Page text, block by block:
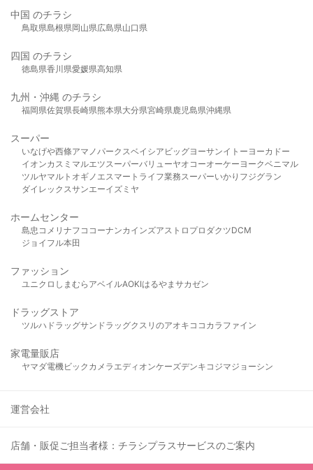
中国 のチラシ
鳥取県島根県岡山県広島県山口県
四国 のチラシ
徳島県香川県愛媛県高知県
九州・沖縄 のチラシ
福岡県佐賀県長崎県熊本県大分県宮崎県鹿児島県沖縄県
スーパー
いなげや西條アマノパークスベイシア ビッグヨーサンイトーヨーカドー
イオンカスミ マルエツスーパーバリューヤオコーオーケー ヨークベニマル
ツルヤマルト オギノ エスマート ライフ業務スーパーいかり フジグラン
ダイレックスサンエーイズミヤ
ホームセンター
島忠 コメリ ナフコ コーナンカインズアストロプロダクツDCM
ジョイフル本田
ファッション
ユニクロ しまむら アベイルAOKIはるやま サカゼン
ドラッグストア
ツルハドラッグサンドラッグクスリのアオキ ココカラファイン
家電量販店
ヤマダ電機ビックカメラ エディオンケーズデンキ コジマジョーシン
運営会社
店舗・販促ご担当者様：チラシプラスサービスのご案内